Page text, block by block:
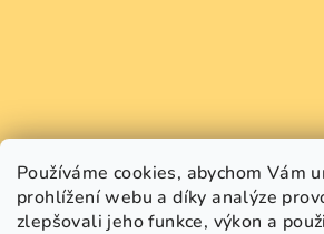
Používáme cookies, abychom Vám
prohlížení webu a díky analýze
zlepšovali jeho funkce, výkon a
Copyright 2026GREEN SMILE.